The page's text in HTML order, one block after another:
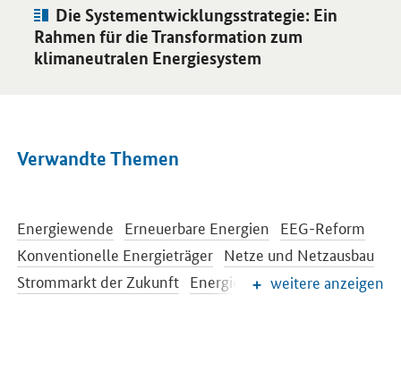
Artikel:
Die Systementwicklungsstrategie: Ein
Rahmen für die Transformation zum
klimaneutralen Energiesystem
Verwandte Themen
Energiewende Erneuerbare Energien EEG-Reform
Konventionelle Energieträger Netze und Netzausbau
Strommarkt der Zukunft Energiespeicherweitere anzeigen